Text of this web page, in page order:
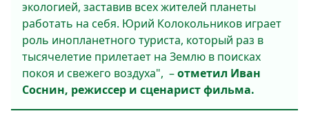
экологией, заставив всех жителей планеты
работать на себя. Юрий Колокольников играет
роль инопланетного туриста, который раз в
тысячелетие прилетает на Землю в поисках
покоя и свежего воздуха", –отметил Иван
Соснин, режиссер и сценарист фильма.